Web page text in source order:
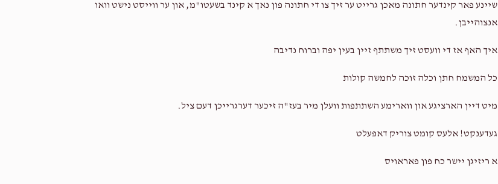
2 years ago
שיינע פאר קינדער חתונה מאכן גרייט ער זיך צו די חתונה פון נאך א קינד בשעטו"מ, און ער ווייסט נישט וואו
אנצוהייבן.
איך האף אז די וועסט זיך משתתף זיין בעין יפה וברוח נדיבה
כל המשמח חתן וכלה זוכה לחמשה קולות
מיט דיין הארציגע און ווארימע השתתפות וועלן מיר בעז"ה זיכער דערגרייכן דעם ציל.
געדענקט! אלעס קומט צוריק דאפעלט
א ריזיגן יישר כח פון פאראויס